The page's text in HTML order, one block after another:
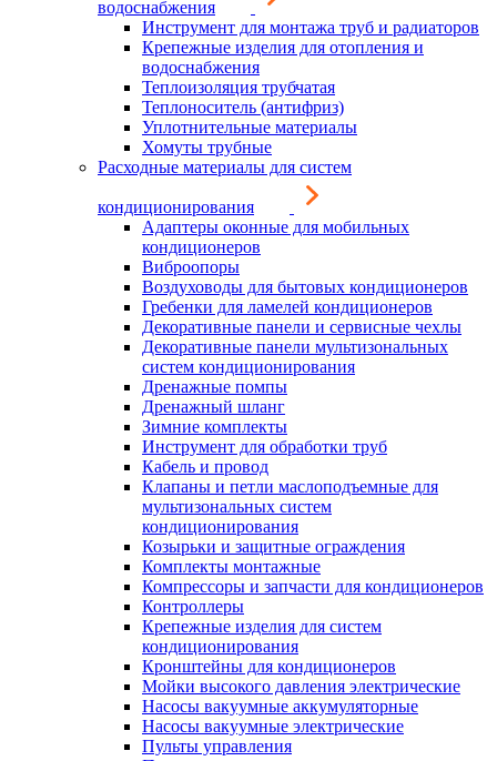
водоснабжения
Инструмент для монтажа труб и радиаторов
Крепежные изделия для отопления и
водоснабжения
Теплоизоляция трубчатая
Теплоноситель (антифриз)
Уплотнительные материалы
Хомуты трубные
Расходные материалы для систем
кондиционирования
Адаптеры оконные для мобильных
кондиционеров
Виброопоры
Воздуховоды для бытовых кондиционеров
Гребенки для ламелей кондиционеров
Декоративные панели и сервисные чехлы
Декоративные панели мультизональных
систем кондиционирования
Дренажные помпы
Дренажный шланг
Зимние комплекты
Инструмент для обработки труб
Кабель и провод
Клапаны и петли маслоподъемные для
мультизональных систем
кондиционирования
Козырьки и защитные ограждения
Комплекты монтажные
Компрессоры и запчасти для кондиционеров
Контроллеры
Крепежные изделия для систем
кондиционирования
Кронштейны для кондиционеров
Мойки высокого давления электрические
Насосы вакуумные аккумуляторные
Насосы вакуумные электрические
Пульты управления